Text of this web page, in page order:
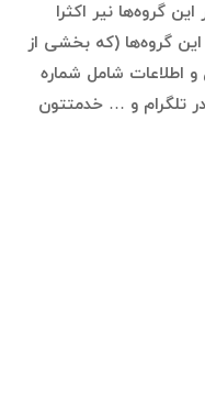
گروه‌ها نیر اکثرا
گروه‌ها (که بخشی از
و اطلاعات شامل شماره
در تلگرام و … خدمتتون